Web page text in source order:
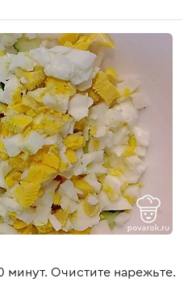
минут. Очистите нарежьте.